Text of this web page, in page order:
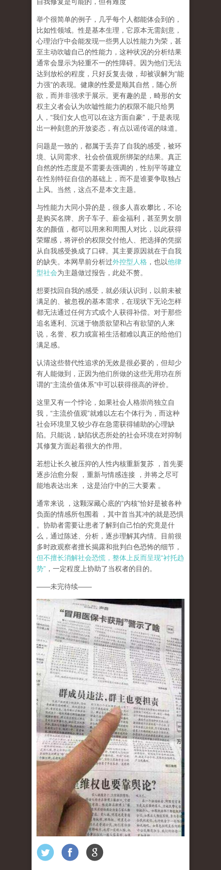
举个很简单的例子，几乎每个人都能体会到的，
比如性领域。性是基本生理，它原本无需刻意，
心理治疗中会能发现一些男人以性能力为荣，甚
至主动吹嘘自己的性能力，这种状况的分析结果
通常会显示为轻重不一的性障碍。因为他们无法
达到放松的程度，只好反复去做，却被误解为“能
力强”的表现。健康的性爱是顺其自然，随心所
欲，而并非强求于展示。更有趣的是，畸形的女
权主义者会认为吹嘘性能力的权限不能只给男
人， “我们女人也可以在这方面自豪” ，于是表现
出一种刻意的开放姿态，有点以谣传谣的味道。
问题是一致的，都属于丢弃了自我的感受，被环
境、认同需求、社会价值观所绑架的结果。真正
自然的性态度是不需要去强调的，性别平等建立
在性别特征自信的基础上，而不是谁要争取独占
上风。当然，这点不是本文主题。
与性能力大同小异的是，很多人喜欢攀比，不论
是购买名牌、房子车子、薪金福利，甚至男女朋
友的颜值，都可以用来和周围人对比，以此获得
荣耀感，将评价的权限交付他人、把选择的凭据
从自我感受换成了口碑。其主要原因就在于自我
的缺失。本网早前分析过外控型人格 ，也以他律
型社会为主题做过报告，此处不赘。
想要找回自我的感受，就必须认识到，以前未被
满足的、被忽视的基本需求，在现状下无论怎样
都无法通过任何方式或个人获得补偿。对于那些
追名逐利、沉迷于物质欲望和占有欲望的人来
说，名誉、权力或富裕生活都难以真正的给他们
满足感。
认清这些替代性追求的无效是很必要的，但却少
有人能做到，正因为他们所做的这些无用功在所
谓的“主流价值体系”中可以获得很高的评价。
这里又有一个悖论，如果社会人格崇尚独立自
我， “主流价值观”就难以左右个体行为，而这种
社会环境里又较少存在急需获得辅助的心理缺
陷。只能说， 缺陷状态所处的社会环境在对抑制
其修复方面起着很大的作用。
若想让长久被压抑的人性内核重新复苏
，首先要
逐步治愈分裂
，重新与情感连接
，并将之尽可
能地表达出来
，这是治疗中的三大要素 。
通常来说 ，这颗深藏心底的“内核”恰好是被各种
负面的情感所包围着
，其中首当其冲的就是恐惧
。协助者需要让患者了解到自己怕的究竟是什
么，通过陈述、分析，逐步理解其内情。目前很
多时政观察者擅长揭露和批判白色恐怖的细节，
但不擅长消解社会恐慌，整体上反而呈现“衬托趋
势” ，一定程度上协助了当权者的目的。
——未完待续——